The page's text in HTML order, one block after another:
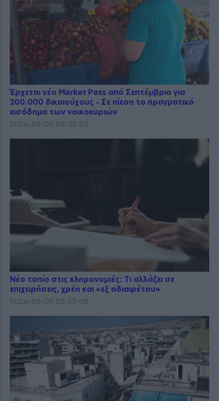
Έρχεται νέο Market Pass από Σεπτέμβριο για
200.000 δικαιούχους - Σε πίεση το πραγματικό
εισόδημα των νοικοκυριών
2026-08-09 04:02:20
Νέο τοπίο στις κληρονομιές: Τι αλλάζει σε
επιχειρήσεις, χρέη και «εξ αδιαιρέτου»
2026-08-09 03:55:08